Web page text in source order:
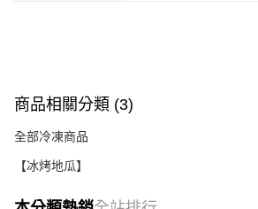
商品相關分類 (3)
全部冷凍商品
【冰烤地瓜】